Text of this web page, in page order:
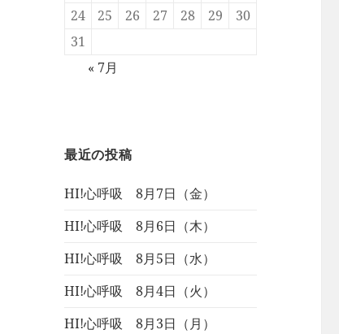
24
25 26 27 28 29
30
31
« 7月
最近の投稿
HI!心呼吸 8月7日（金）
HI!心呼吸 8月6日（木）
HI!心呼吸 8月5日（水）
HI!心呼吸 8月4日（火）
HI!心呼吸 8月3日（月）